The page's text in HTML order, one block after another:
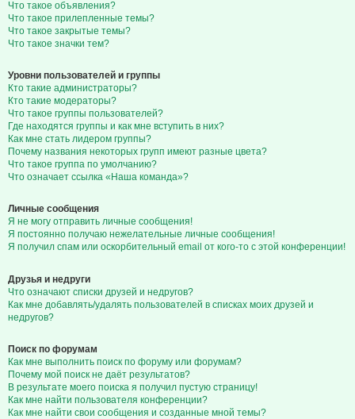
Что такое объявления?
Что такое прилепленные темы?
Что такое закрытые темы?
Что такое значки тем?
Уровни пользователей и группы
Кто такие администраторы?
Кто такие модераторы?
Что такое группы пользователей?
Где находятся группы и как мне вступить в них?
Как мне стать лидером группы?
Почему названия некоторых групп имеют разные цвета?
Что такое группа по умолчанию?
Что означает ссылка «Наша команда»?
Личные сообщения
Я не могу отправить личные сообщения!
Я постоянно получаю нежелательные личные сообщения!
Я получил спам или оскорбительный email от кого-то с этой конференции!
Друзья и недруги
Что означают списки друзей и недругов?
Как мне добавлять/удалять пользователей в списках моих друзей и
недругов?
Поиск по форумам
Как мне выполнить поиск по форуму или форумам?
Почему мой поиск не даёт результатов?
В результате моего поиска я получил пустую страницу!
Как мне найти пользователя конференции?
Как мне найти свои сообщения и созданные мной темы?